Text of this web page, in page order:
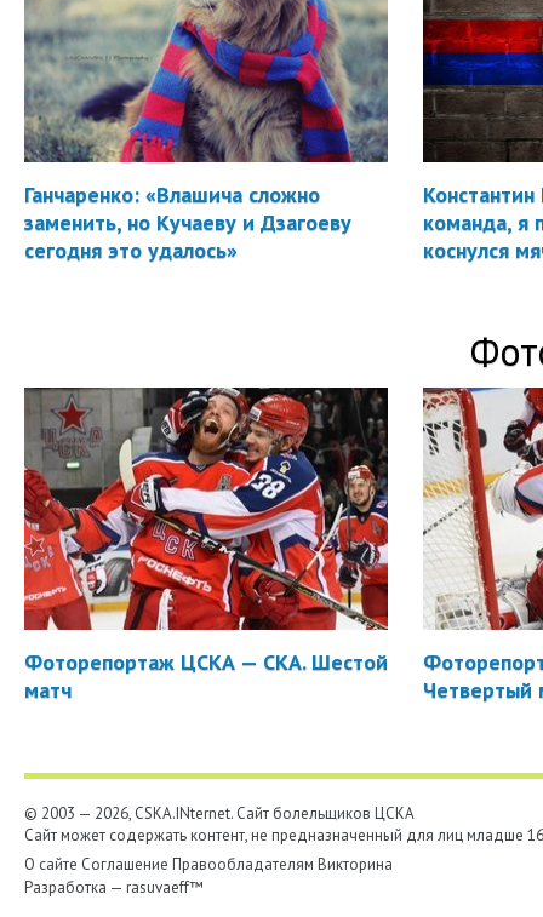
Ганчаренко: «Влашича сложно
заменить, но Кучаеву и Дзагоеву
сегодня это удалось»
Константин
команда, я
коснулся
Фоторепортаж ЦСКА — СКА. Шестой
матч
Четвертый
© 2003 — 2026, CSKA.INternet. Cайт болельщиков ЦСКА
Сайт может содержать контент, не предназначенный для лиц младше
О сайте Соглашение Правообладателям Викторина
Разработка — rasuvaeff™